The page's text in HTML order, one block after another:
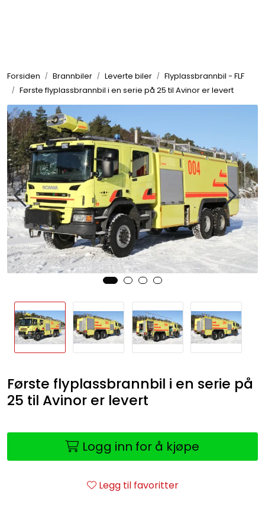
Forsiden Brannbiler Leverte biler
Flyplassbrannbil - FLF
Første flyplassbrannbil i en serie på 25 til Avinor er levert
Første flyplassbrannbil i en serie på
25 til Avinor er levert
Logg inn for å kjøpe
Legg til favoritter
Produkter
Reservedeler
Nyheter
Om oss
Kvalitet og miljø